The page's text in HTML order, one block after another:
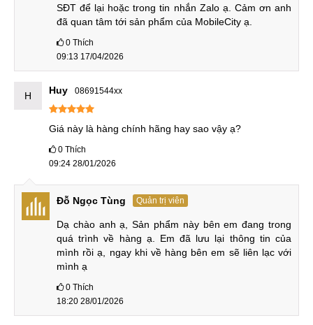
Honor Magic8 vs Honor Magic8 Pro
Magic 8 nhỏ gọn hơn, mỏng và nhẹ hơn bản Pro, nhưng
mặt trước và mặt sau đều phẳng thay vì cong nhẹ như bản
Elite Gen 5, nhưng Magic 8 Pro có diện tích tản nhiệt lớn
hơn, dẫn đến điểm AnTuTu cao hơn một chút. Dù vậy, trải
nghiệm thường ngày không có sự khác biệt nào.
Camera tele của Magic 8 Pro có độ phân giải 200MP, vượt
xa 64MP của người anh em Magic 8. Dù pin sạc kém hơn,
nhưng màn hình, camera selfie, bộ nhớ và có chuẩn IP69
ngang với bản Pro.
Đánh giá Honor Magic8
Cùng tìm hiểu chi tiết về Honor Magic8 thông qua phần
SĐT để lại hoặc trong tin nhắn Zalo ạ. Cảm ơn anh
đã quan tâm tới sản phẩm của MobileCity ạ.
0 Thích
09:13 17/04/2026
H Huy 08691544xx
Giá này là hàng chính hãng hay sao vậy ạ?
0 Thích
09:24 28/01/2026
Đỗ Ngọc Tùng Quản trị viên
Dạ chào anh ạ, Sản phẩm này bên em đang trong
quá trình về hàng ạ. Em đã lưu lại thông tin của
mình rồi ạ, ngay khi về hàng bên em sẽ liên lạc với
mình ạ
0 Thích
18:20 28/01/2026